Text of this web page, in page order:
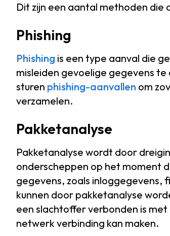
Dit zijn een aantal methoden die
Phishing
Phishing is een type aanval die
misleiden gevoelige gegevens
sturen phishing-aanvallen om
verzamelen.
Pakketanalyse
Pakketanalyse wordt door
onderscheppen op het moment
gegevens, zoals inloggegevens,
kunnen door pakketanalyse
een slachtoffer verbonden is met
netwerk verbinding kan maken.